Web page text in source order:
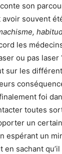
son
avoir souvent
les
ou pas
sur les
foi
toutes
un
espérant un
en sachant